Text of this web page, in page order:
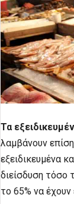
Τα
λαμβάνουν
εξειδικευμένα
διείσδυση τόσο
το 65% να